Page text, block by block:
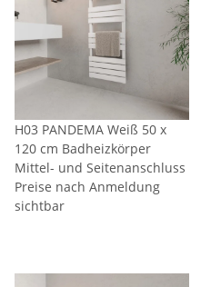
H03 PANDEMA Weiß 50 x
120 cm Badheizkörper
Mittel- und Seitenanschluss
Preise nach Anmeldung
sichtbar